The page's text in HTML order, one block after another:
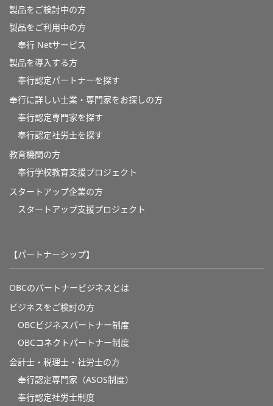
製品をご検討中の方
製品をご利用中の方
奉行 Netサービス
製品を導入する方
奉行認定パートナーを探す
奉行に詳しい士業・専門家をお探しの方
奉行認定専門家を探す
奉行認定社労士を探す
教育機関の方
奉⾏学校教育⽀援プロジェクト
スタートアップ企業の方
スタートアップ支援プロジェクト
【パートナーシップ】
OBCのパートナービジネスとは
ビジネスをご検討の方
OBCビジネスパートナー制度
OBCコネクトパートナー制度
会計士・税理士・社労士の方
奉行認定専門家（ASOS制度）
奉行認定社労士制度